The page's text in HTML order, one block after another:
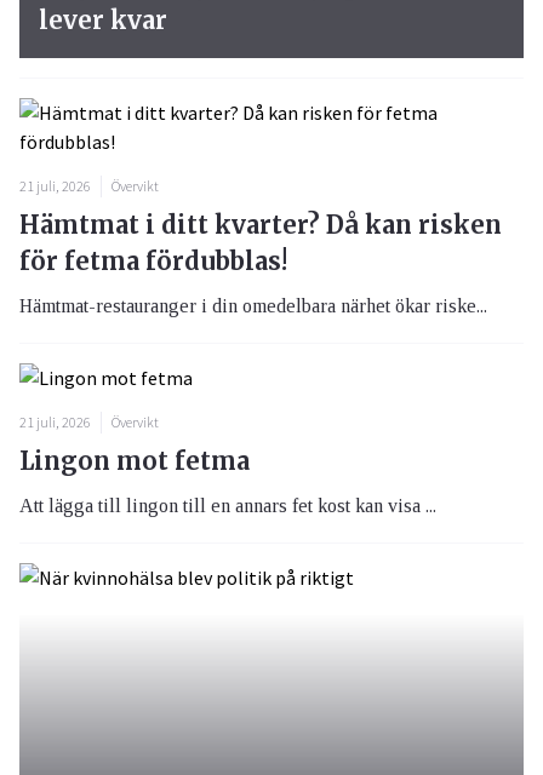
21 juli, 2026 Övervikt
Hämtmat i ditt kvarter? Då kan risken
för fetma fördubblas!
Hämtmat-restauranger i din omedelbara närhet ökar riske...
21 juli, 2026 Övervikt
Lingon mot fetma
Att lägga till lingon till en annars fet kost kan visa ...
lever kvar